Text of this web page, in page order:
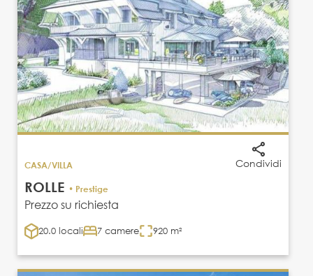
Condividi
CASA/VILLA
ROLLE • Prestige
Prezzo su richiesta
20.0 locali 7 camere 920 m²